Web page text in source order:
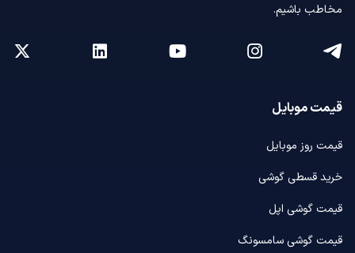
مخاطب باشیم.
قیمت موبایل
قیمت روز موبایل
خرید قسطی گوشی
قیمت گوشی اپل
قیمت گوشی سامسونگ